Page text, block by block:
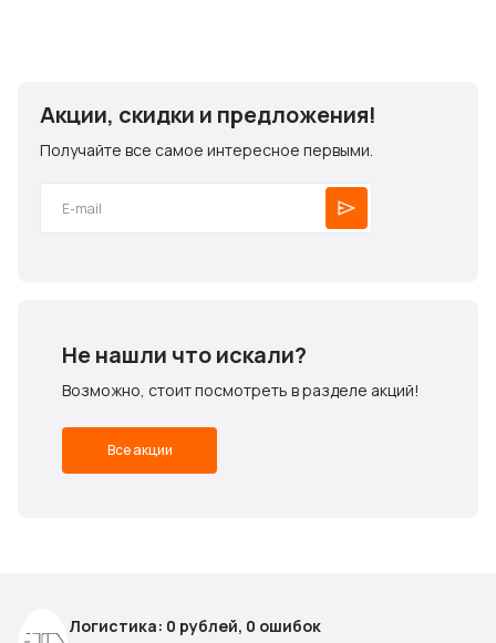
Акции, скидки и предложения!
Получайте все самое интересное первыми.
Не нашли что искали?
Возможно, стоит посмотреть в разделе акций!
Все акции
Логистика: 0 рублей, 0 ошибок